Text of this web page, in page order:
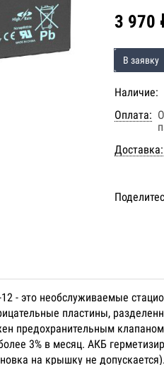
3 970
В заявку
Наличие:
Оплата:
Доставка:
- это необслуживаемые
пластины,
предохранительным
3% в месяц. АКБ
на крышку не